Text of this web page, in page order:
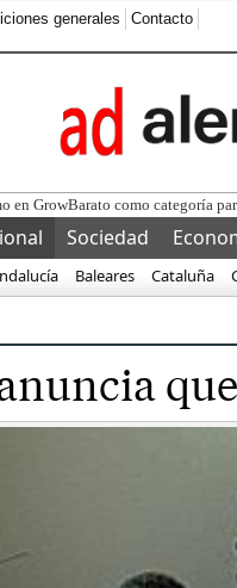
generales Contacto
Sociedad
Baleares Cataluña